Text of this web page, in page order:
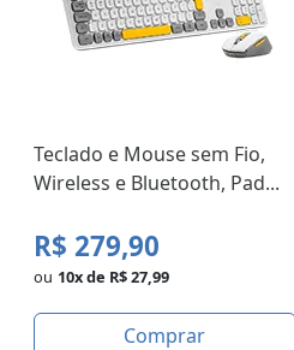
Teclado e Mouse sem Fio,
Wireless e Bluetooth, Pad...
R$ 279,90
ou 10x de R$ 27,99
Comprar